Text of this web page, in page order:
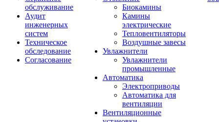
обслуживание
Аудит
инженерных
систем
Техническое
обследование
Согласование
Биокамины
Камины
электрические
Тепловентиляторы
Воздушные завесы
Увлажнители
Увлажнители
промышленные
Автоматика
Электроприводы
Автоматика для
вентиляции
Вентиляционные